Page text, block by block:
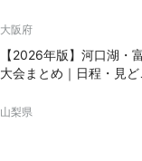
大阪府
【2026年版】河口湖・
大会まとめ｜日程・見ど
山梨県